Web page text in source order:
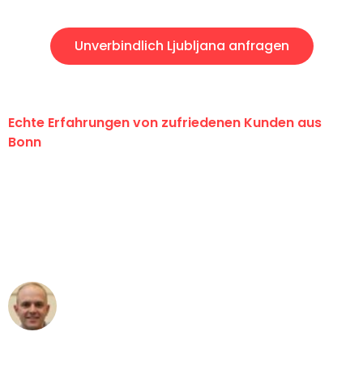
Unverbindlich Ljubljana anfragen
Echte Erfahrungen von zufriedenen Kunden aus
Bonn